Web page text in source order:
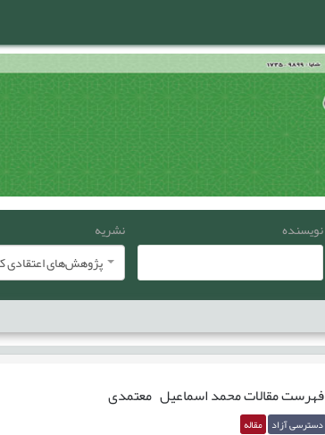
نویسنده
نشریه
پژوهش‌های اعتقادی
فهرست مقالاتمحمد اسماعیل معتمدی
دسترسی آزاد مقاله